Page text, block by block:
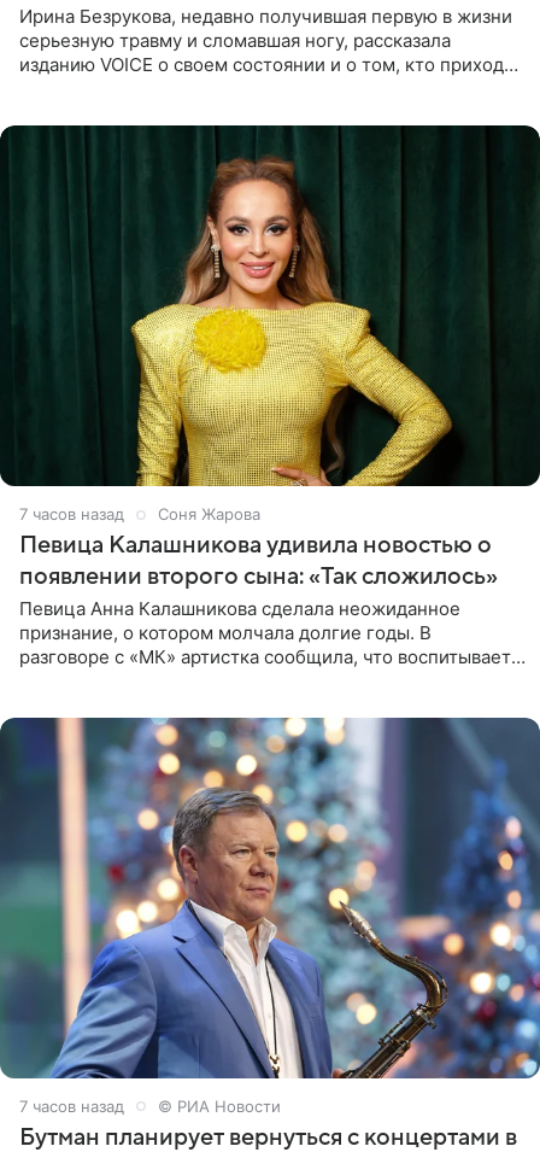
Ирина Безрукова, недавно получившая первую в жизни
серьезную травму и сломавшая ногу, рассказала
изданию VOICE о своем состоянии и о том, кто приходит
7 часов назад Соня Жарова
Певица Калашникова удивила новостью о
появлении второго сына: «Так сложилось»
Певица Анна Калашникова сделала неожиданное
признание, о котором молчала долгие годы. В
разговоре с «МК» артистка сообщила, что воспитывает
7 часов назад © РИА Новости
Бутман планирует вернуться с концертами в